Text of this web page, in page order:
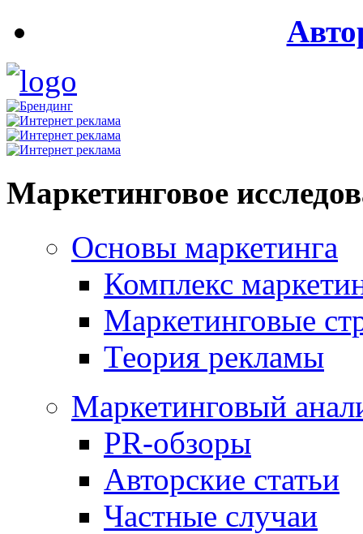
Маркетинговое
Основы маркетинга
Комплекс
Маркетинговые
Теория рекламы
Маркетинговый
PR-обзоры
Авторские статьи
Частные случаи